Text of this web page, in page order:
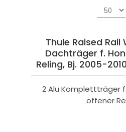
Thule Raised Rail
Dachträger f.
Reling, Bj. 2005-
2 Alu Komplettträger
offener